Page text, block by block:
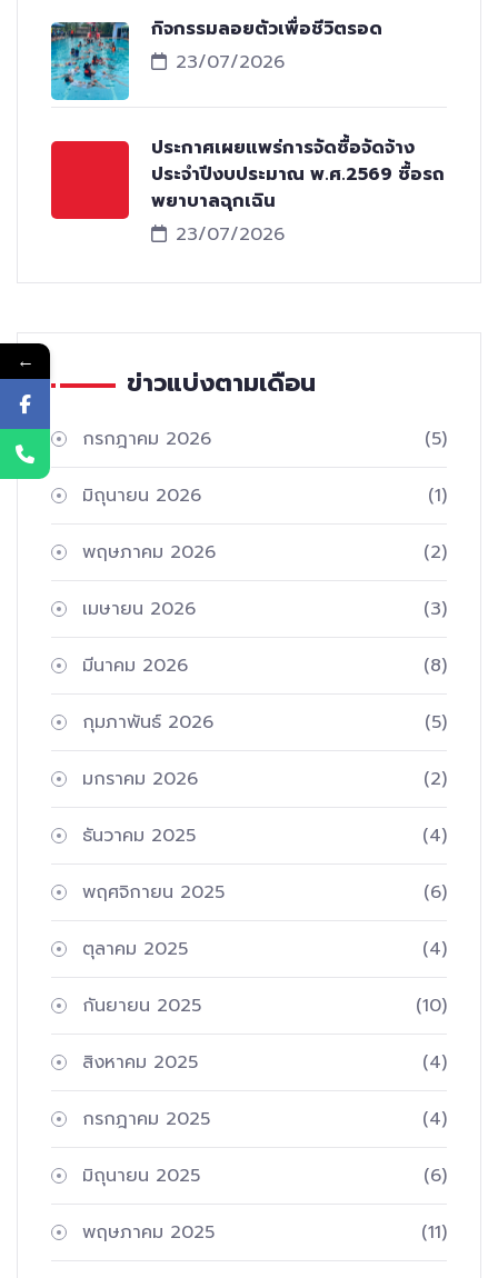
กิจกรรมลอยตัวเพื่อชีวิตรอด
23/07/2026
ประกาศเผยแพร่การจัดซื้อจัดจ้าง
ประจำปีงบประมาณ พ.ศ.2569 ซื้อรถ
พยาบาลฉุกเฉิน
23/07/2026
ข่าวแบ่งตามเดือน
กรกฎาคม 2026 (5)
มิถุนายน 2026 (1)
พฤษภาคม 2026 (2)
เมษายน 2026 (3)
มีนาคม 2026 (8)
กุมภาพันธ์ 2026 (5)
มกราคม 2026 (2)
ธันวาคม 2025 (4)
พฤศจิกายน 2025 (6)
ตุลาคม 2025 (4)
กันยายน 2025 (10)
สิงหาคม 2025 (4)
กรกฎาคม 2025 (4)
มิถุนายน 2025 (6)
พฤษภาคม 2025 (11)
←